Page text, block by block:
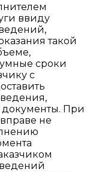
ввиду
такой
сроки
с
При
не